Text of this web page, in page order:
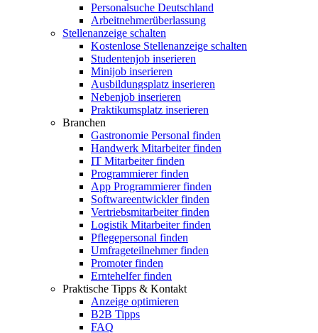
Personalsuche Deutschland
Arbeitnehmerüberlassung
Stellenanzeige schalten
Kostenlose Stellenanzeige schalten
Studentenjob inserieren
Minijob inserieren
Ausbildungsplatz inserieren
Nebenjob inserieren
Praktikumsplatz inserieren
Branchen
Gastronomie Personal finden
Handwerk Mitarbeiter finden
IT Mitarbeiter finden
Programmierer finden
App Programmierer finden
Softwareentwickler finden
Vertriebsmitarbeiter finden
Logistik Mitarbeiter finden
Pflegepersonal finden
Umfrageteilnehmer finden
Promoter finden
Erntehelfer finden
Praktische Tipps & Kontakt
Anzeige optimieren
B2B Tipps
FAQ